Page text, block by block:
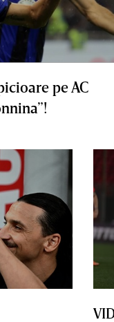
pe AC